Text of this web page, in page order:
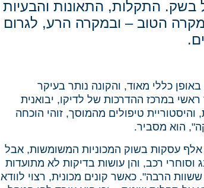
בשק. התקלות, התאונות והבעיות
הטוב – ובמקרה הרע, לגרום
כללי מאוד, והקונה נותר בעיקר
במרכז ההדרכות של לדיקו, יבואנית
טיפולים מהמוסך, זוהי הוכחה
הוא מסביר.
לדבריו, בדיקות הרכב בישראל הן נחלתם של לקוחות פרטיים בלבד. "בישראל יש כ–800 אלף עסקות בשוק המכוניות המשומשות, אבל
וסוחרי רכב, והן עושות בדיקות לא מתועדות
הרבה". כאשר קונים מכונית, רצוי לוודא